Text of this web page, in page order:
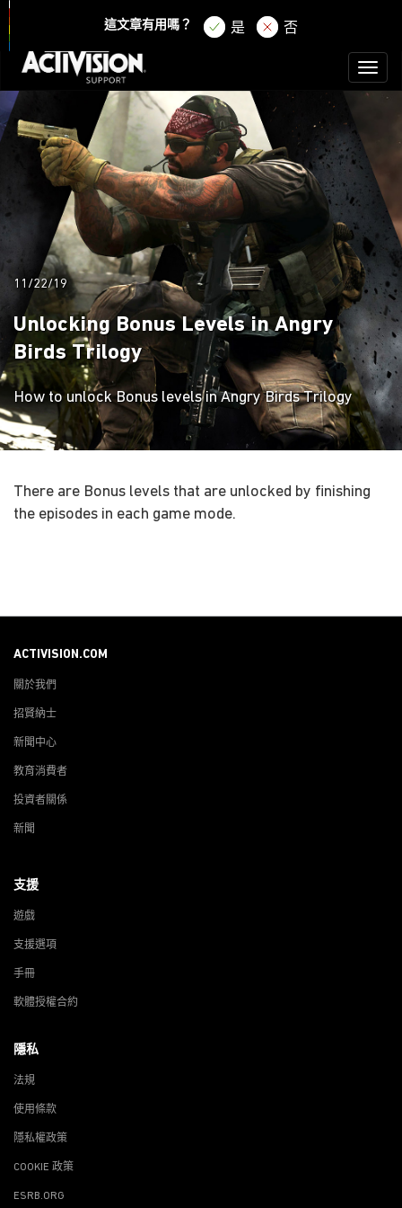
註冊
這文章有用嗎？ 是 否
11/22/19
Unlocking Bonus Levels in Angry
Birds Trilogy
How to unlock Bonus levels in Angry Birds Trilogy
There are Bonus levels that are unlocked by finishing
the episodes in each game mode.
ACTIVISION.COM
關於我們
招賢納士
新聞中心
教育消費者
投資者關係
新聞
支援
遊戲
支援選項
手冊
軟體授權合約
隱私
法規
使用條款
隱私權政策
COOKIE 政策
ESRB.ORG